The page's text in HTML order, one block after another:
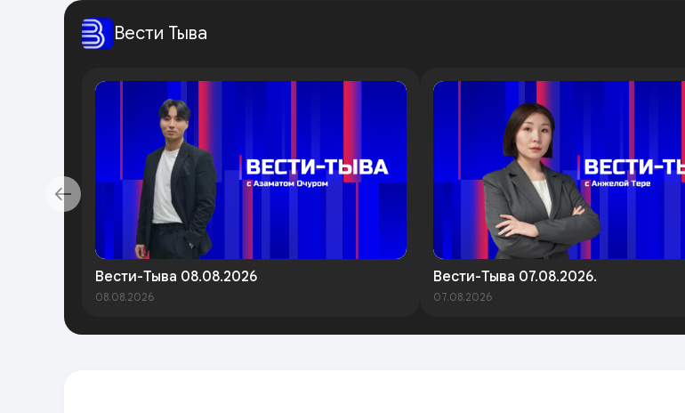
Вести Тыва
Вести-Тыва 08.08.2026
08.08.2026
Вести-Тыва 07.08.2026.
07.08.2026